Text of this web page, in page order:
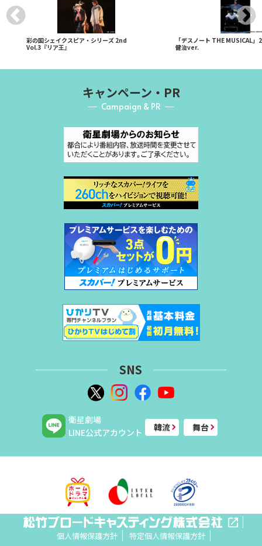
彩の国シェイクスピア・シリーズ 2nd
Vol.3『リア王』
「デスノート THE MUSICAL
健治ver.
キャンペーン・PR
Campaign & PR
SNS
衛星劇場
LINE公式アカウント
韓流 舞台
個人情報保護方針 特定個人情報保護方針